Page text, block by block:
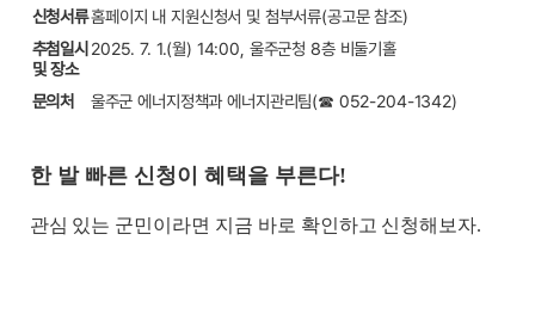
신청서류홈페이지 내 지원신청서 및 첨부서류(공고문 참조)
추첨일시
및 장소
2025. 7. 1.(월) 14:00, 울주군청 8층 비둘기홀
문의처 울주군 에너지정책과 에너지관리팀(☎ 052-204-1342)
한 발 빠른 신청이 혜택을 부른다!
관심 있는 군민이라면 지금 바로 확인하고 신청해보자.